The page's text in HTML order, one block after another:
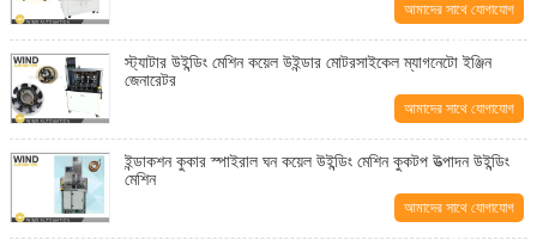
আমাদের সাথে যোগাযোগ
করুন
স্ট্যাটার উইন্ডিং মেশিন কয়েল উইন্ডার মোটরসাইকেল ম্যাগনেটো ইঞ্জিন
জেনারেটর
আমাদের সাথে যোগাযোগ
করুন
ইন্ডাকশন কুকার স্পাইরাল ঘন কয়েল উইন্ডিং মেশিন কুকটপ উত্পাদন উইন্ডিং
মেশিন
আমাদের সাথে যোগাযোগ
করুন